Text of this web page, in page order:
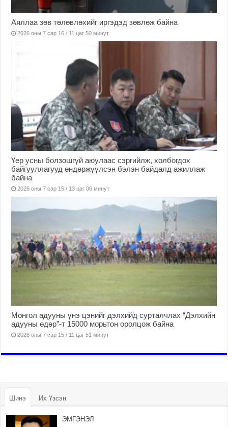
Аяллаа зөв төлөвлөхийг иргэдэд зөвлөж байна
2026 оны 7 сар 16 / 11 цаг 50 минут
Үер усны болзошгүй аюулаас сэргийлж, холбогдох
байгууллагууд өндөржүүлсэн бэлэн байдалд ажиллаж
байна
2026 оны 7 сар 15 / 13 цаг 06 минут
Монгол адууны үнэ цэнийг дэлхийд сурталчлах “Дэлхийн
адууны өдөр”-т 15000 морьтон оролцож байна
2026 оны 7 сар 15 / 11 цаг 51 минут
Шинэ Их Үзсэн
ЭМГЭНЭЛ